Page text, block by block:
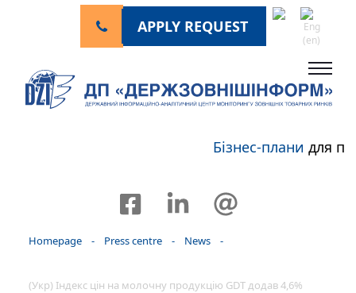
APPLY REQUEST
Бізнес-планидля
Homepage - Press centre - News -
(Укр) Індекс цін на молочну продукцію GDT додав 4,6%